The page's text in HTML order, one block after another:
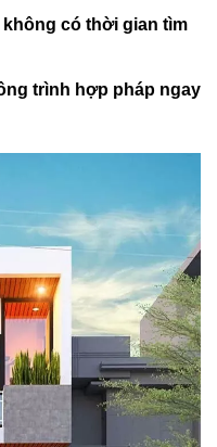
có thời gian tìm
trình hợp pháp ngay